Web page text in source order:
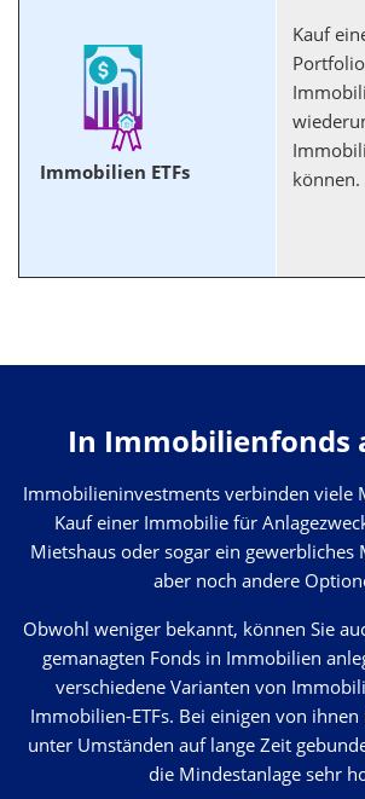
Immobilien ETFs
Kauf
können.
In Immobilienfonds
Immobilieninvestments verbinden viele
Kauf einer Immobilie für
Mietshaus oder sogar ein gewerbliches
aber noch andere
Obwohl weniger bekannt, können Sie
gemanagten Fonds in Immobilien
verschiedene Varianten von
Immobilien-ETFs. Bei einigen von
unter Umständen auf lange Zeit
die Mindestanlage sehr